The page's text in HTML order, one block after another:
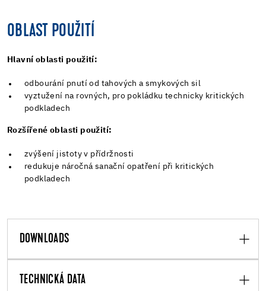
OBLAST POUŽITÍ
Hlavní oblasti použití:
odbourání pnutí od tahových a smykových sil
vyztužení na rovných, pro pokládku technicky kritických
podkladech
Rozšířené oblasti použití:
zvýšení jistoty v přídržnosti
redukuje náročná sanační opatření při kritických
podkladech
DOWNLOADS
TECHNICKÁ DATA